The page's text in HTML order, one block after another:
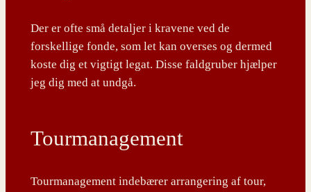
Der er ofte små detaljer i kravene ved de
forskellige fonde, som let kan overses og dermed
koste dig et vigtigt legat. Disse faldgruber hjælper
jeg dig med at undgå.
Tourmanagement
Tourmanagement indebærer arrangering af tour,